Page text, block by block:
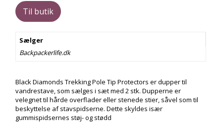
Til butik
Sælger
Backpackerlife.dk
Black Diamonds Trekking Pole Tip Protectors er dupper til
vandrestave, som sælges i sæt med 2 stk. Dupperne er
velegnet til hårde overflader eller stenede stier, såvel som til
beskyttelse af stavspidserne. Dette skyldes især
gummispidsernes støj- og stødd